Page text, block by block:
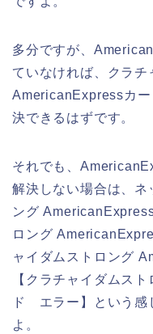
多分ですが、
ていなければ、クラ
AmericanExpressカ
決できるはずです。
それでも、
解決しない場合は、ネ
ング
ロング
ャイダムストロング
【クラチャイダムス
ド エラー】という感
よ。